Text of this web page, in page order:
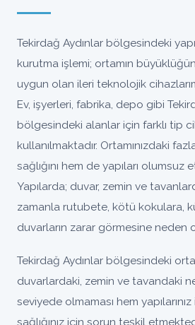
Tekirdağ Aydınlar bölgesindeki
kurutma işlemi; ortamın
uygun olan ileri teknolojik
Ev, işyerleri, fabrika, depo gibi
bölgesindeki alanlar için farklı tip
kullanılmaktadır. Ortamınızdaki
sağlığını hem de yapıları olumsuz
Yapılarda; duvar, zemin ve
zamanla rutubete, kötü kokulara,
duvarların zarar görmesine neden
Tekirdağ Aydınlar bölgesindeki
duvarlardaki, zemin ve tavandaki
seviyede olmaması hem
sağlığınız için sorun teşkil